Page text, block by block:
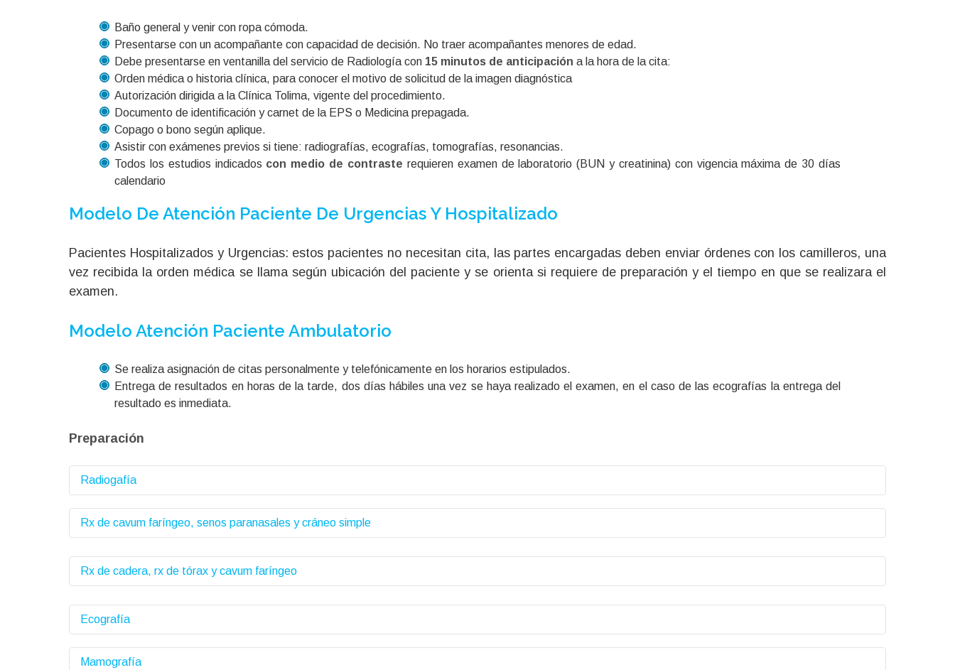
Baño general y venir con ropa cómoda.
Presentarse con un acompañante con capacidad de decisión. No traer acompañantes menores de edad.
Debe presentarse en ventanilla del servicio de Radiología con 15 minutos de anticipación a la hora de la cita:
Orden médica o historia clínica, para conocer el motivo de solicitud de la imagen diagnóstica
Autorización dirigida a la Clínica Tolima, vigente del procedimiento.
Documento de identificación y carnet de la EPS o Medicina prepagada.
Copago o bono según aplique.
Asistir con exámenes previos si tiene: radiografías, ecografías, tomografías, resonancias.
Todos los estudios indicados con medio de contraste requieren examen de laboratorio (BUN y creatinina) con vigencia máxima de 30 días
calendario
Modelo De Atención Paciente De Urgencias Y Hospitalizado
Pacientes Hospitalizados y Urgencias: estos pacientes no necesitan cita, las partes encargadas deben enviar órdenes con los camilleros, una
vez recibida la orden médica se llama según ubicación del paciente y se orienta si requiere de preparación y el tiempo en que se realizara el
examen.
Modelo Atención Paciente Ambulatorio
Se realiza asignación de citas personalmente y telefónicamente en los horarios estipulados.
Entrega de resultados en horas de la tarde, dos días hábiles una vez se haya realizado el examen, en el caso de las ecografías la entrega del
resultado es inmediata.
Preparación
Radiogafía
Esta preparación aplica para los siguientes estudios:
Columna Lumbosacra, Dorso-lumbar, lumbar, sacrocoxis, sacroiliaca
Test de escoliosis
El paciente debe cumplir estrictamente las siguientes recomendaciones:
Rx de cavum faríngeo, senos paranasales y cráneo simple
Para menores de tres años el niño no debe haber dormido por lo menos 6 horas antes del examen
Rx de cadera, rx de tórax y cavum faríngeo
Los niños menores de 6 años deben asistir con dos acompañantes adultos.
Ecografía
No aplicar cremas.
Mamografía